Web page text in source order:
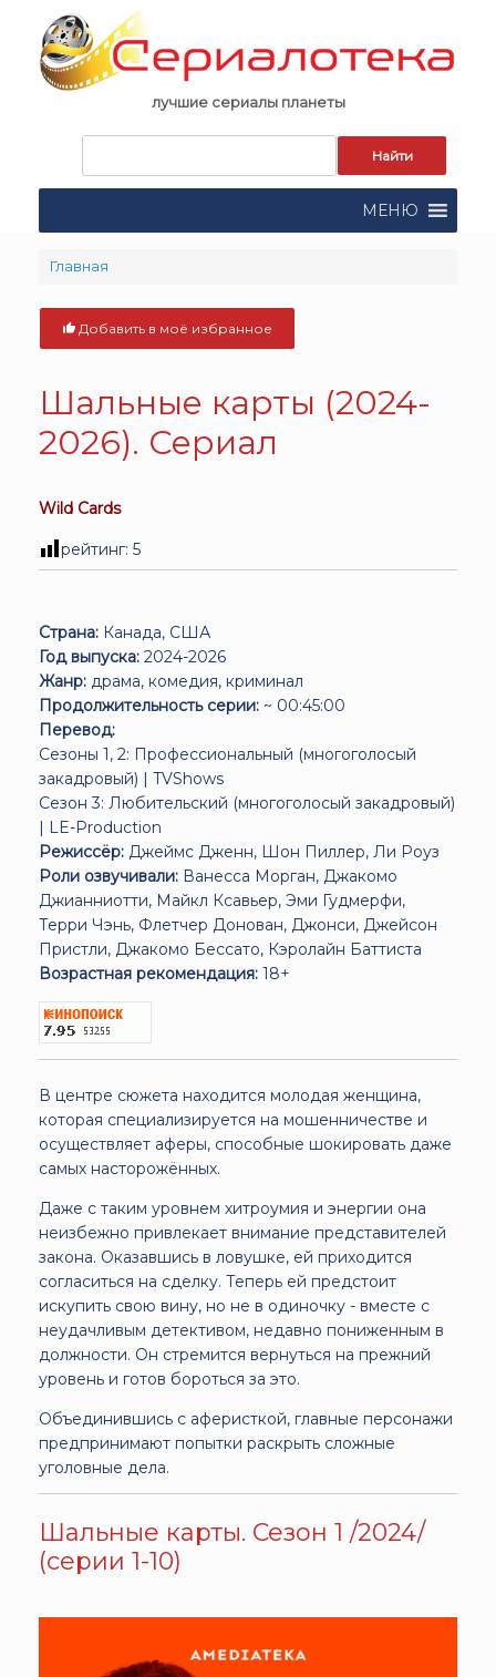
content
лучшие сериалы планеты
поиска:
МЕНЮ
Главная
Добавить в моё избранное
Шальные карты (2024-
2026). Сериал
Wild Cards
рейтинг: 5
Страна: Канада, США
Год выпуска: 2024-2026
Жанр: драма, комедия, криминал
Продолжительность серии: ~ 00:45:00
Перевод:
Сезоны 1, 2: Профессиональный (многоголосый
закадровый) | TVShows
Сезон 3: Любительский (многоголосый закадровый)
| LE-Production
Режиссёр: Джеймс Дженн, Шон Пиллер, Ли Роуз
Роли озвучивали: Ванесса Морган, Джакомо
Джианниотти, Майкл Ксавьер, Эми Гудмерфи,
Терри Чэнь, Флетчер Донован, Джонси, Джейсон
Пристли, Джакомо Бессато, Кэролайн Баттиста
Возрастная рекомендация: 18+
В центре сюжета находится молодая женщина,
которая специализируется на мошенничестве и
осуществляет аферы, способные шокировать даже
самых насторожённых.
Даже с таким уровнем хитроумия и энергии она
неизбежно привлекает внимание представителей
закона. Оказавшись в ловушке, ей приходится
согласиться на сделку. Теперь ей предстоит
искупить свою вину, но не в одиночку - вместе с
неудачливым детективом, недавно пониженным в
должности. Он стремится вернуться на прежний
уровень и готов бороться за это.
Объединившись с аферисткой, главные персонажи
предпринимают попытки раскрыть сложные
уголовные дела.
Шальные карты. Сезон 1 /2024/
(серии 1-10)